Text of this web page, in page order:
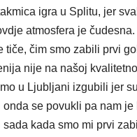
igra u Splitu, jer
atmosfera je
tiče, čim smo zabili prvi
nije na našoj
u Ljubljani izgubili jer
onda se povukli pa nam je
sada kada smo mi prvi